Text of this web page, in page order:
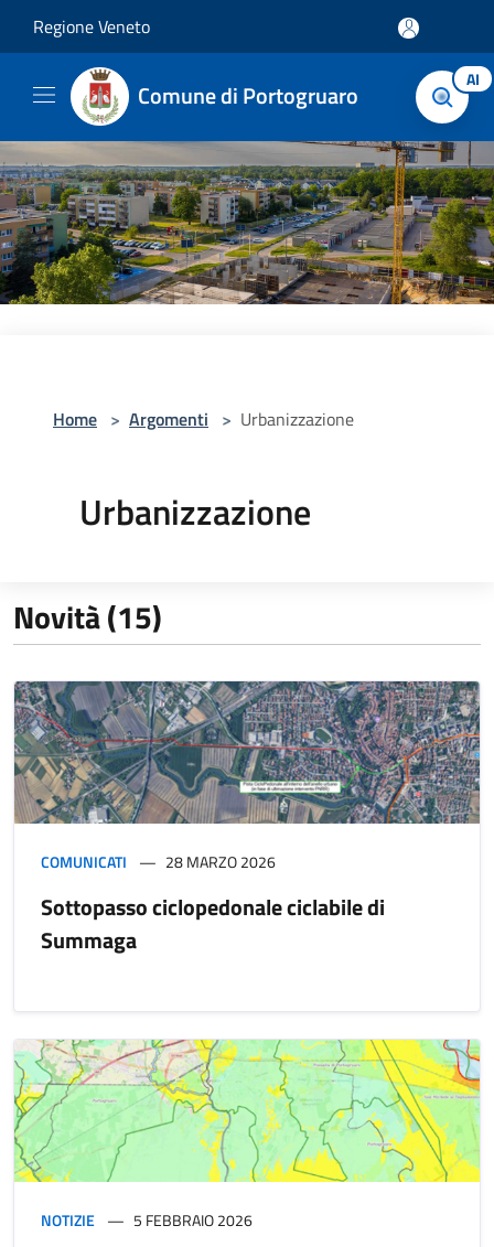
Regione Veneto
Comune di Portogruaro AI
Home > Argomenti > Urbanizzazione
Urbanizzazione
Novità (15)
COMUNICATI 28 MARZO 2026
Sottopasso ciclopedonale ciclabile di
Summaga
NOTIZIE 5 FEBBRAIO 2026